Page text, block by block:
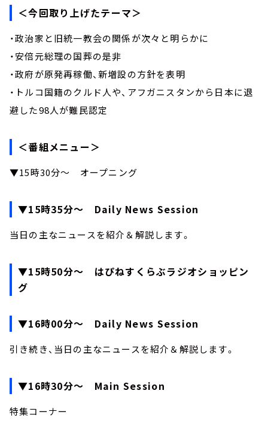
＜今回取り上げたテーマ＞
・政治家と旧統一教会の関係が次々と明らかに
・安倍元総理の国葬の是非
・政府が原発再稼働、新増設の方針を表明
・トルコ国籍のクルド人や、アフガニスタンから日本に退
避した98人が難民認定
＜番組メニュー＞
▼15時30分～ オープニング
▼15時35分～ Daily News Session
当日の主なニュースを紹介＆解説します。
▼15時50分～ はぴねすくらぶラジオショッピン
グ
▼16時00分～ Daily News Session
引き続き、当日の主なニュースを紹介＆解説します。
▼16時30分～ Main Session
特集コーナー